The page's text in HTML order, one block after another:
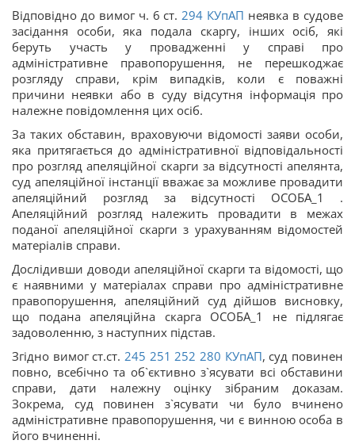
Відповідно до вимог ч. 6 ст. 294 КУпАП неявка в судове
засідання особи, яка подала скаргу, інших осіб, які
беруть участь у провадженні у справі про
адміністративне правопорушення, не перешкоджає
розгляду справи, крім випадків, коли є поважні
причини неявки або в суду відсутня інформація про
належне повідомлення цих осіб.
За таких обставин, враховуючи відомості заяви особи,
яка притягається до адміністративної відповідальності
про розгляд апеляційної скарги за відсутності апелянта,
суд апеляційної інстанції вважає за можливе провадити
апеляційний розгляд за відсутності ОСОБА_1 .
Апеляційний розгляд належить провадити в межах
поданої апеляційної скарги з урахуванням відомостей
матеріалів справи.
Дослідивши доводи апеляційної скарги та відомості, що
є наявними у матеріалах справи про адміністративне
правопорушення, апеляційний суд дійшов висновку,
що подана апеляційна скарга ОСОБА_1 не підлягає
задоволенню, з наступних підстав.
Згідно вимог ст.ст. 245 251 252 280 КУпАП, суд повинен
повно, всебічно та об`єктивно з`ясувати всі обставини
справи, дати належну оцінку зібраним доказам.
Зокрема, суд повинен з`ясувати чи було вчинено
адміністративне правопорушення, чи є винною особа в
його вчиненні.